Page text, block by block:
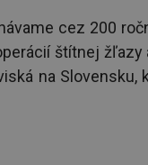
cez 200
štítnej
na Slovensku,